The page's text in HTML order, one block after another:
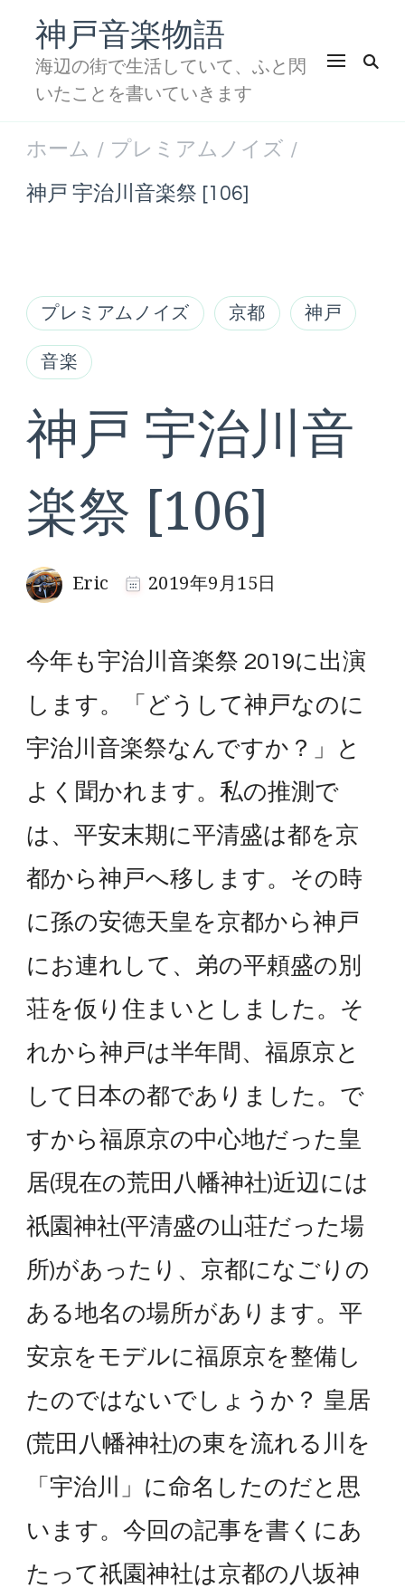
神戸音楽物語
海辺の街で生活していて、ふと閃
いたことを書いていきます
ホーム / プレミアムノイズ /
神戸 宇治川音楽祭 [106]
プレミアムノイズ 京都 神戸
音楽
神戸 宇治川音
楽祭 [106]
Eric 2019年9月15日
今年も宇治川音楽祭 2019に出演
します。「どうして神戸なのに
宇治川音楽祭なんですか？」と
よく聞かれます。私の推測で
は、平安末期に平清盛は都を京
都から神戸へ移します。その時
に孫の安徳天皇を京都から神戸
にお連れして、弟の平頼盛の別
荘を仮り住まいとしました。そ
れから神戸は半年間、福原京と
して日本の都でありました。で
すから福原京の中心地だった皇
居(現在の荒田八幡神社)近辺には
祇園神社(平清盛の山荘だった場
所)があったり、京都になごりの
ある地名の場所があります。平
安京をモデルに福原京を整備し
たのではないでしょうか？ 皇居
(荒田八幡神社)の東を流れる川を
「宇治川」に命名したのだと思
います。今回の記事を書くにあ
たって祇園神社は京都の八坂神